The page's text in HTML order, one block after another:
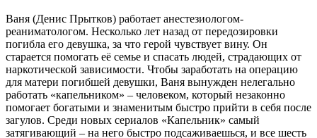
Ваня (Денис Прытков) работает анестезиологом-
реаниматологом. Несколько лет назад от передозировки
погибла его девушка, за что герой чувствует вину. Он
старается помогать её семье и спасать людей, страдающих от
наркотической зависимости. Чтобы заработать на операцию
для матери погибшей девушки, Ваня вынужден нелегально
работать «капельником» – человеком, который незаконно
помогает богатыми и знаменитым быстро прийти в себя после
загулов. Среди новых сериалов «Капельник» самый
затягивающий – на него быстро подсаживаешься, и все шесть